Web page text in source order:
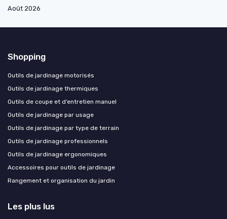
Août 2026
Shopping
Outils de jardinage motorisés
Outils de jardinage thermiques
Outils de coupe et d’entretien manuel
Outils de jardinage par usage
Outils de jardinage par type de terrain
Outils de jardinage professionnels
Outils de jardinage ergonomiques
Accessoires pour outils de jardinage
Rangement et organisation du jardin
Les plus lus